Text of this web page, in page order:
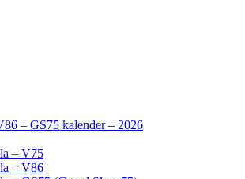
– GS75 kalender – 2026
– V75
– V86